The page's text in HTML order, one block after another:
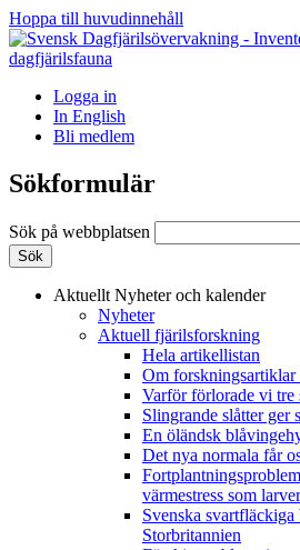
Hoppa till huvudinnehåll
Logga in
In English
Bli medlem
Sökformulär
Sök på webbplatsen
Aktuellt Nyheter och kalender
Nyheter
Aktuell fjärilsforskning
Hela artikellistan
Om forskningsartiklar
Varför förlorade vi tre
Slingrande slåtter ger
En öländsk
Det nya normala får
värmestress som larver
Svenska
Storbritannien